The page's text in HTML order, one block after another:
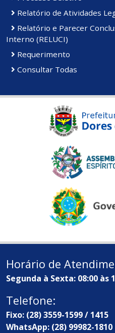
Relatório de Atividades
Relatório e Parecer
Interno (RELUCI)
Requerimento
Consultar Todas
Horário de
Segunda à Sexta: 08:00 às
Telefone:
Fixo: (28) 3559-1599 / 1415
WhatsApp: (28) 99982-1810